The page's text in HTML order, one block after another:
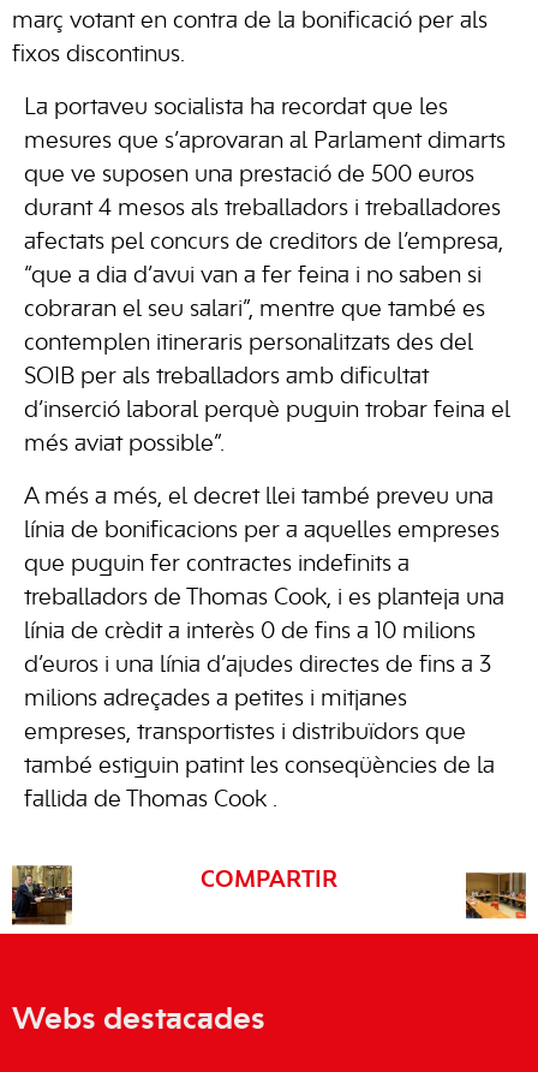
març votant en contra de la bonificació per als
fixos discontinus.
La portaveu socialista ha recordat que les
mesures que s’aprovaran al Parlament dimarts
que ve suposen una prestació de 500 euros
durant 4 mesos als treballadors i treballadores
afectats pel concurs de creditors de l’empresa,
“que a dia d’avui van a fer feina i no saben si
cobraran el seu salari”, mentre que també es
contemplen itineraris personalitzats des del
SOIB per als treballadors amb dificultat
d’inserció laboral perquè puguin trobar feina el
més aviat possible”.
A més a més, el decret llei també preveu una
línia de bonificacions per a aquelles empreses
que puguin fer contractes indefinits a
treballadors de Thomas Cook, i es planteja una
línia de crèdit a interès 0 de fins a 10 milions
d’euros i una línia d’ajudes directes de fins a 3
milions adreçades a petites i mitjanes
empreses, transportistes i distribuïdors que
també estiguin patint les conseqüències de la
fallida de Thomas Cook .
COMPARTIR
Webs destacades